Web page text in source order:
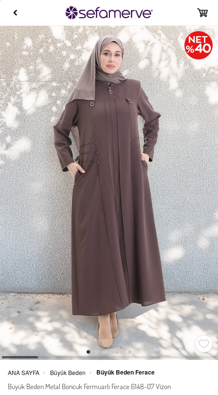
ANA SAYFA > Büyük Beden > Büyük Beden Ferace
Büyük Beden Metal Boncuk Fermuarlı Ferace 6148-07 Vizon